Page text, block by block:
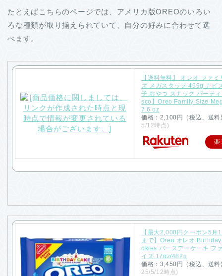
たとえばこちらのページでは、アメリカ版OREOのいろい
ろな種類が取り揃えられていて、自分の好みに合わせて選
べます。
【送料無料】 オレオ ファ
ズ メガスタッフ 499g ナビ
子 おやつ スナック パーテ
sco】Oreo Family Size
7.6 oz
価格：2,100円（税込、送料
5/12時点)
楽
【最大2,000円クーポン5月
まで】Oreo オレオ
okies バースデーケーキ フ
イズ 17oz/482g
価格：3,450円（税込、送料
25/5/12時点)